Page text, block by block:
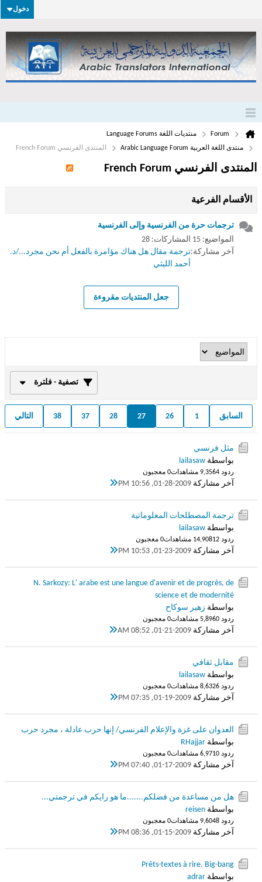
دخول
Forum
منتديات اللغة Language Forums
منتدى اللغة العربية Arabic Language Forum
المنتدى الفرنسي French Forum
المنتدى الفرنسي French Forum
الأقسام الفرعية
ترجمات حرة من الفرنسية وإلى الفرنسية
المواضيع: 15 المشاركات: 28
آخر مشاركة:ترجمة مقال هل هناك مؤامرة بالفعل أم نحن مجرد.../د.
أحمد الليثي
جعل المنتديات مقروءة
تصفية - فلترة
السابق 1
26
27
28
37
38 التالي
مثل فرنسي
بواسطة lailasaw
ردود 4 9,356 مشاهدات 0 معجبون
آخر مشاركة 01-28-2009, 10:56 PM
ترجمة المصطلحات المعلوماتية
بواسطة lailasaw
ردود 12 14,908 مشاهدات 0 معجبون
آخر مشاركة 01-23-2009, 10:53 PM
N. Sarkozy: L' arabe est une langue d'avenir et de progrès, de
science et de modernité
بواسطة زهير سوكاح
ردود 0 5,896 مشاهدات 0 معجبون
آخر مشاركة 01-21-2009, 08:52 AM
مقابل ثقافي
بواسطة lailasaw
ردود 6 8,632 مشاهدات 0 معجبون
آخر مشاركة 01-19-2009, 07:35 PM
العدوان على غزة والإعلام الفرنسي/ إنها حرب عادلة ، مجرد حرب
بواسطة RHajjar
ردود 0 6,971 مشاهدات 0 معجبون
آخر مشاركة 01-17-2009, 07:40 PM
هل من مساعدة من فضلكم.......ما هو رايكم في ترجمتي...
بواسطة reisen
ردود 8 9,604 مشاهدات 0 معجبون
آخر مشاركة 01-15-2009, 08:36 PM
Prêts-textes à rire. Big-bang
بواسطة adrar